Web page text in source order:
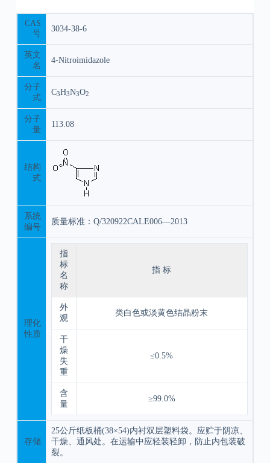
CAS
号
3034-38-6
英文
名
4-Nitroimidazole
分子
式
C3H3N3O2
分子
量
113.08
结构
式
系统
编号
质量标准：Q/320922CALE006—2013
理化
性质
指
标
名
称
指 标
外
观
类白色或淡黄色结晶粉末
干
燥
失
重
≤0.5%
含
量
≥99.0%
存储
25公斤纸板桶(38×54)内衬双层塑料袋。应贮于阴凉、
干燥、通风处。在运输中应轻装轻卸，防止内包装破
裂。